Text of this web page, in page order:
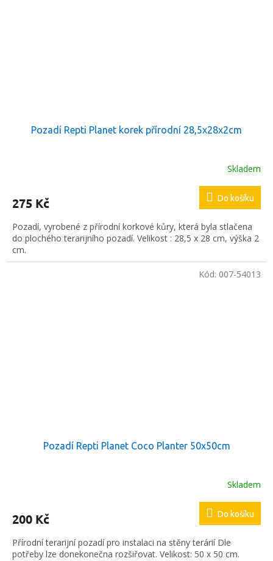
Pozadí Repti Planet korek přírodní 28,5x28x2cm
Skladem
275 Kč Do košíku
Pozadí, vyrobené z přírodní korkové kůry, která byla stlačena
do plochého terarijního pozadí. Velikost : 28,5 x 28 cm, výška 2
cm.
Pozadí Repti Planet Coco Planter 50x50cm
Skladem
200 Kč Do košíku
Přírodní terarijní pozadí pro instalaci na stěny terárií Dle
potřeby lze donekonečna rozšiřovat. Velikost: 50 x 50 cm.
Kód: 007-54013